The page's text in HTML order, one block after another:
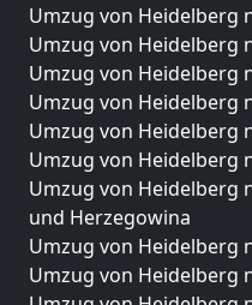
Umzug von Heidelberg
Umzug von Heidelberg
Umzug von Heidelberg
Umzug von Heidelberg
Umzug von Heidelberg
Umzug von Heidelberg
Umzug von Heidelberg
und Herzegowina
Umzug von Heidelberg
Umzug von Heidelberg